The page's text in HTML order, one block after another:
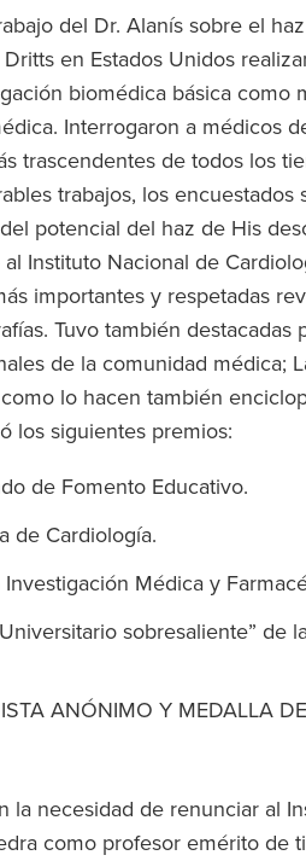
del Dr. Alanís sobre el
en Estados Unidos
biomédica básica como
Interrogaron a médicos
trascendentes de todos los
trabajos, los encuestados
potencial del haz de His
Instituto Nacional de
importantes y respetadas
Tuvo también destacadas
de la comunidad médica;
lo hacen también
los siguientes premios:
de Fomento Educativo.
de Cardiología.
Investigación Médica y
sobresaliente” de
ANÓNIMO Y MEDALLA
la necesidad de renunciar al
como profesor emérito de